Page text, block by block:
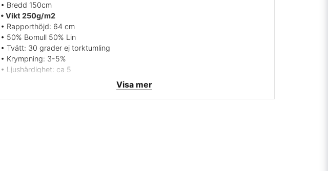
• Bredd 150cm
• Vikt 250g/m2
• Rapporthöjd: 64 cm
• 50% Bomull 50% Lin
• Tvätt: 30 grader ej torktumling
• Krympning: 3-5%
• Ljushärdighet: ca 5
Vill du ha ett tygprov maila mig på:info@broarne.se
Visa mer